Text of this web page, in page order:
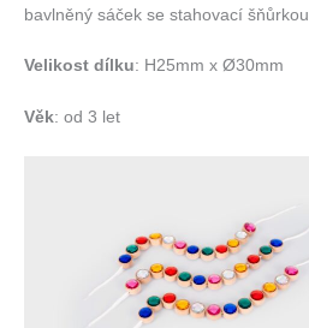
bavlněný sáček se stahovací šňůrkou.
Velikost dílku: H25mm x Ø30mm
Věk: od 3 let